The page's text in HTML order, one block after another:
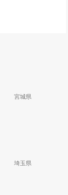
宮城県
埼玉県